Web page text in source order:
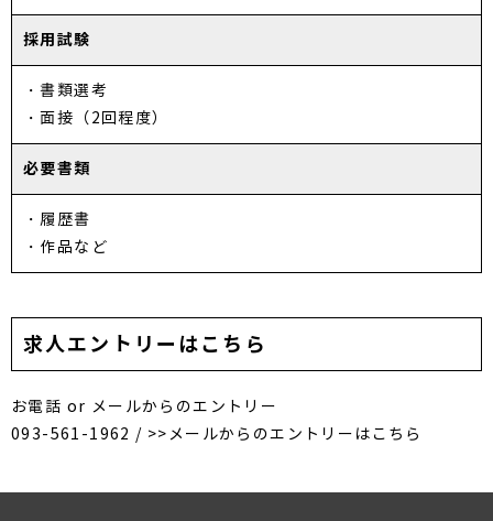
採用試験
・書類選考
・面接（2回程度）
必要書類
・履歴書
・作品など
求人エントリーはこちら
お電話 or メールからのエントリー
093-561-1962 / >>メールからのエントリーはこちら